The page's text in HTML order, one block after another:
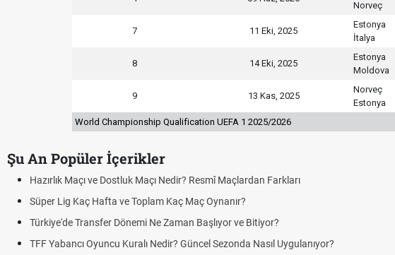
Norveç
7 11 Eki, 2025
Estonya
İtalya
8 14 Eki, 2025
Estonya
Moldova
9 13 Kas, 2025
Norveç
Estonya
World Championship Qualification UEFA 1 2025/2026
Şu An Popüler İçerikler
Maçı ve Dostluk Maçı Nedir? Resmî Maçlardan Farkları
Lig Kaç Hafta ve Toplam Kaç Maç Oynanır?
Transfer Dönemi Ne Zaman Başlıyor ve Bitiyor?
Oyuncu Kuralı Nedir? Güncel Sezonda Nasıl Uygulanıyor?